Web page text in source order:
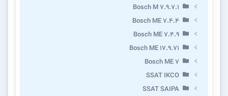
Bosch M 7.9.7.1
Bosch ME 7.4.4
Bosch ME 7.4.9
Bosch ME 17.9.71
Bosch ME 7
SSAT IKCO
SSAT SAIPA